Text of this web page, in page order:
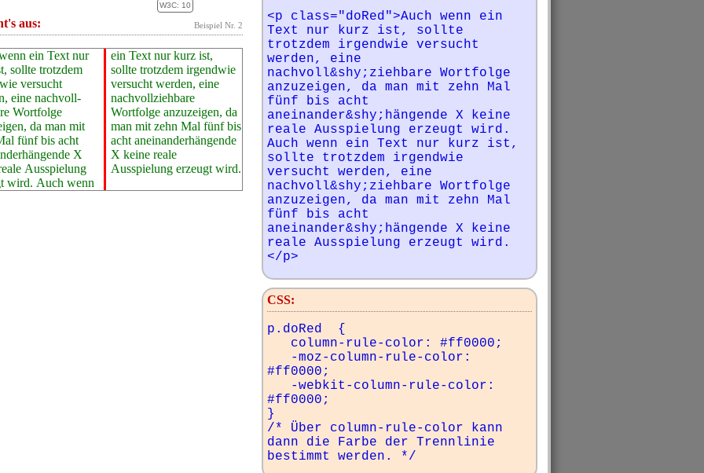
<p class="doRed">Auch wenn ein
Text nur kurz ist, sollte
trotzdem irgendwie versucht
werden, eine
nachvoll&shy;ziehbare Wortfolge
anzuzeigen, da man mit zehn Mal
fünf bis acht
aneinander&shy;hängende X keine
reale Ausspielung erzeugt wird.
Auch wenn ein Text nur kurz ist,
sollte trotzdem irgendwie
versucht werden, eine
nachvoll&shy;ziehbare Wortfolge
anzuzeigen, da man mit zehn Mal
fünf bis acht
aneinander&shy;hängende X keine
reale Ausspielung erzeugt wird.
</p>
CSS:
p.doRed  {
#ff0000;
#ff0000;
}
/* Über column-rule-color kann
dann die Farbe der Trennlinie
bestimmt werden. */
W3C: 10
Beispiel Nr. 2
aus:
ein Text nur
sollte trotzdem
versucht
eine nachvoll­
Wortfolge
da man mit
fünf bis acht
X
Ausspielung
wird. Auch wenn
nur kurz ist,
irgendwie
werden, eine
anzuzeigen, da
zehn Mal fünf bis
reale
Ausspielung erzeugt wird.